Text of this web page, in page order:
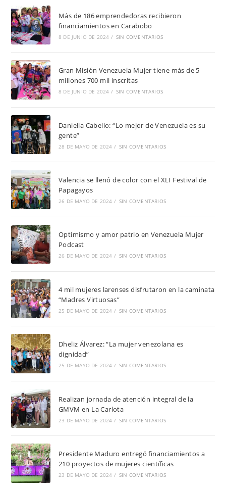
Más de 186 emprendedoras recibieron
financiamientos en Carabobo
8 DE JUNIO DE 2024 / SIN COMENTARIOS
Gran Misión Venezuela Mujer tiene más de 5
millones 700 mil inscritas
8 DE JUNIO DE 2024 / SIN COMENTARIOS
Daniella Cabello: “Lo mejor de Venezuela es su
gente”
28 DE MAYO DE 2024 / SIN COMENTARIOS
Valencia se llenó de color con el XLI Festival de
Papagayos
26 DE MAYO DE 2024 / SIN COMENTARIOS
Optimismo y amor patrio en Venezuela Mujer
Podcast
26 DE MAYO DE 2024 / SIN COMENTARIOS
4 mil mujeres larenses disfrutaron en la caminata
“Madres Virtuosas”
25 DE MAYO DE 2024 / SIN COMENTARIOS
Dheliz Álvarez: “La mujer venezolana es
dignidad”
25 DE MAYO DE 2024 / SIN COMENTARIOS
Realizan jornada de atención integral de la
GMVM en La Carlota
23 DE MAYO DE 2024 / SIN COMENTARIOS
Presidente Maduro entregó financiamientos a
210 proyectos de mujeres científicas
23 DE MAYO DE 2024 / SIN COMENTARIOS